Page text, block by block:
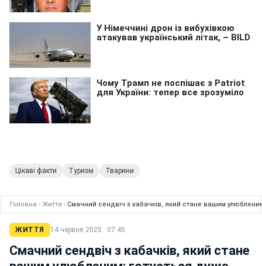
Цікаві факти Туризм Тварини
Головна › Життя › Смачний сендвіч з кабачків, який стане вашим
ЖИТТЯ 14 червня 2025 · 07:45
Смачний сендвіч з кабачків, який стане